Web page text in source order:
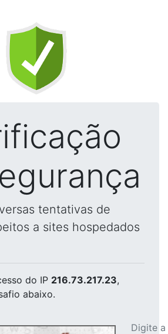
tentativas de
a sites hospedados
do IP 216.73.217.23,
abaixo.
Digite